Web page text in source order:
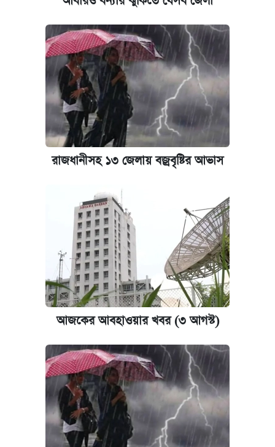
রাজধানীসহ ১৩ জেলায় বজ্রবৃষ্টির আভাস
আজকের আবহাওয়ার খবর (৩ আগস্ট)